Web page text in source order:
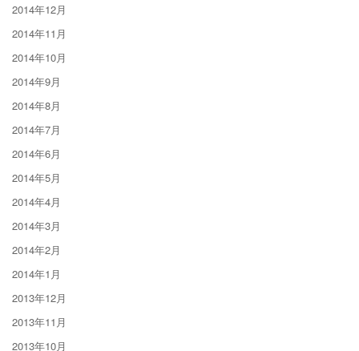
2014年12月
2014年11月
2014年10月
2014年9月
2014年8月
2014年7月
2014年6月
2014年5月
2014年4月
2014年3月
2014年2月
2014年1月
2013年12月
2013年11月
2013年10月